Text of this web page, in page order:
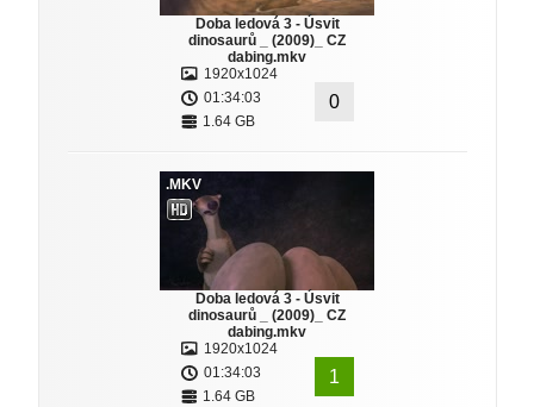
Doba ledová 3 - Úsvit
dinosaurů _ (2009)_ CZ
dabing.mkv
1920x1024
01:34:03
1.64 GB
0
.MKV
Doba ledová 3 - Úsvit
dinosaurů _ (2009)_ CZ
dabing.mkv
1920x1024
01:34:03
1.64 GB
1